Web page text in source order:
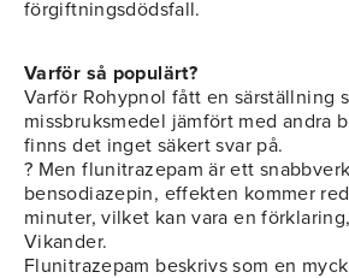
förgiftningsdödsfall.
Varför så populärt?
Varför Rohypnol fått en särställning
missbruksmedel jämfört med andra
finns det inget säkert svar på.
? Men flunitrazepam är ett
bensodiazepin, effekten kommer
minuter, vilket kan vara en
Vikander.
Flunitrazepam beskrivs som en